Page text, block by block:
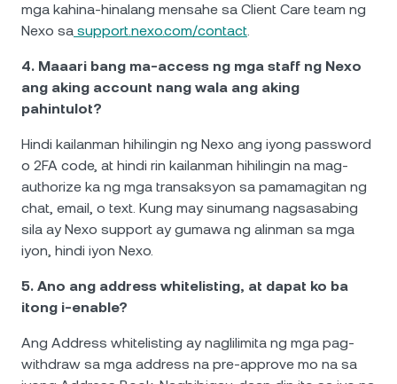
mga kahina-hinalang mensahe sa Client Care team ng
Nexo sa support.nexo.com/contact.
4. Maaari bang ma-access ng mga staff ng Nexo
ang aking account nang wala ang aking
pahintulot?
Hindi kailanman hihilingin ng Nexo ang iyong password
o 2FA code, at hindi rin kailanman hihilingin na mag-
authorize ka ng mga transaksyon sa pamamagitan ng
chat, email, o text. Kung may sinumang nagsasabing
sila ay Nexo support ay gumawa ng alinman sa mga
iyon, hindi iyon Nexo.
5. Ano ang address whitelisting, at dapat ko ba
itong i-enable?
Ang Address whitelisting ay naglilimita ng mga pag-
withdraw sa mga address na pre-approve mo na sa